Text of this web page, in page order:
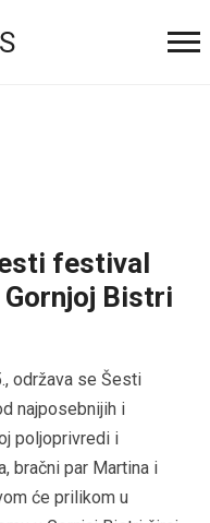
festival
Gornjoj Bistri
održava se Šesti
najposebnijih i
poljoprivredi i
bračni par Martina i
će prilikom u